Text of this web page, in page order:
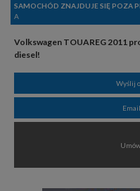
SAMOCHÓD ZNAJDUJE SIĘ POZA
A
Volkswagen TOUAREG 2011
diesel!
Wyślij